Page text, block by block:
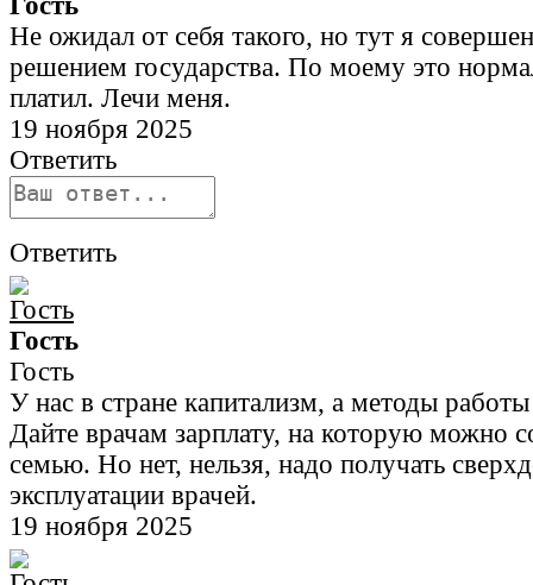
Не ожидал от себя такого, но тут я
решением государства. По моему это
платил. Лечи меня.
19 ноября 2025
Ответить
Ответить
Гость
Гость
У нас в стране капитализм, а методы
Дайте врачам зарплату, на которую можно
семью. Но нет, нельзя, надо получать
эксплуатации врачей.
19 ноября 2025